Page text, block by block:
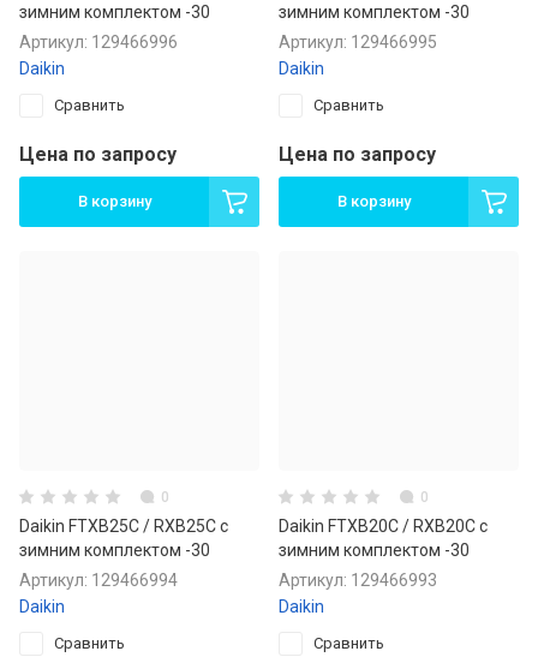
зимним комплектом -30
Артикул: 129466996
Daikin
Сравнить
Цена по запросу
В корзину
зимним комплектом -30
Артикул: 129466995
Daikin
Сравнить
Цена по запросу
В корзину
0
Daikin FTXB25C / RXB25C с
зимним комплектом -30
Артикул: 129466994
Daikin
Сравнить
0
Daikin FTXB20C / RXB20C с
зимним комплектом -30
Артикул: 129466993
Daikin
Сравнить